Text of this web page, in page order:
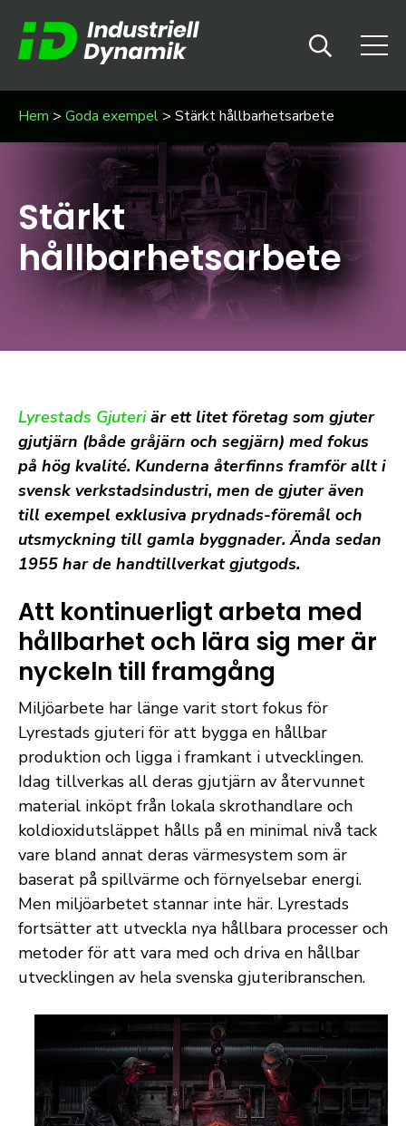
Hem > Goda exempel > Stärkt hållbarhetsarbete
Stärkt
hållbarhetsarbete
Lyrestads Gjuteri är ett litet företag som gjuter
gjutjärn (både gråjärn och segjärn) med fokus
på hög kvalité. Kunderna återfinns framför allt i
svensk verkstadsindustri, men de gjuter även
till exempel exklusiva prydnads-föremål och
utsmyckning till gamla byggnader. Ända sedan
1955 har de handtillverkat gjutgods.
Att kontinuerligt arbeta med
hållbarhet och lära sig mer är
nyckeln till framgång
Miljöarbete har länge varit stort fokus för
Lyrestads gjuteri för att bygga en hållbar
produktion och ligga i framkant i utvecklingen.
Idag tillverkas all deras gjutjärn av återvunnet
material inköpt från lokala skrothandlare och
koldioxidutsläppet hålls på en minimal nivå tack
vare bland annat deras värmesystem som är
baserat på spillvärme och förnyelsebar energi.
Men miljöarbetet stannar inte här. Lyrestads
fortsätter att utveckla nya hållbara processer och
metoder för att vara med och driva en hållbar
utvecklingen av hela svenska gjuteribranschen.